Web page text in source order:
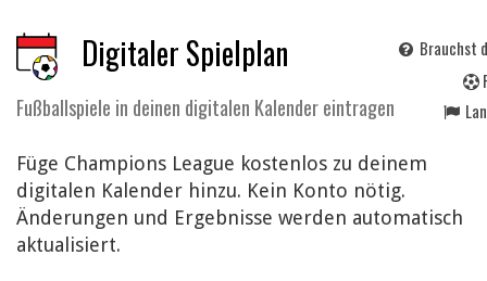
Digitaler Spielplan
Fußballspiele in deinen digitalen Kalender eintragen
Brauchst
Füge Champions League kostenlos zu deinem
digitalen Kalender hinzu. Kein Konto nötig.
Änderungen und Ergebnisse werden automatisch
aktualisiert.